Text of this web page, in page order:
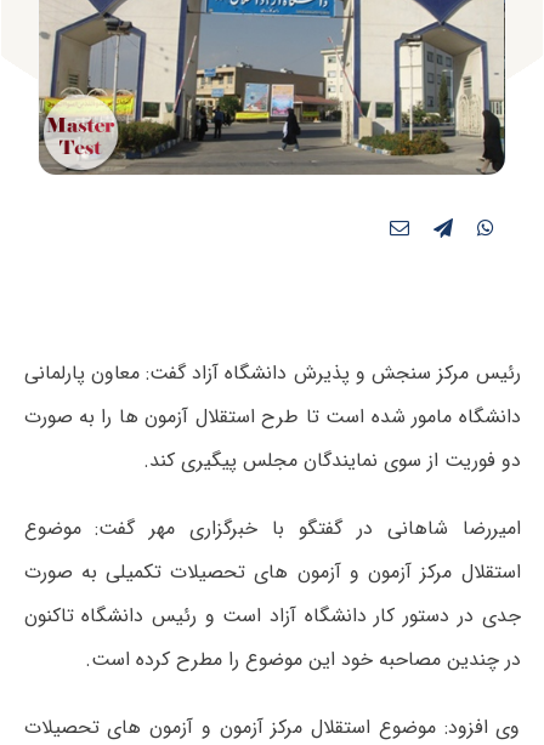
رئیس مرکز سنجش و پذیرش دانشگاه آزاد گفت: معاون پارلمانی
دانشگاه مامور شده است تا طرح استقلال آزمون ها را به صورت
دو فوریت از سوی نمایندگان مجلس پیگیری کند.
امیررضا شاهانی در گفتگو با خبرگزاری مهر گفت: موضوع
استقلال مرکز آزمون و آزمون های تحصیلات تکمیلی به صورت
جدی در دستور کار دانشگاه آزاد است و رئیس دانشگاه تاکنون
در چندین مصاحبه خود این موضوع را مطرح کرده است.
وی افزود: موضوع استقلال مرکز آزمون و آزمون های تحصیلات